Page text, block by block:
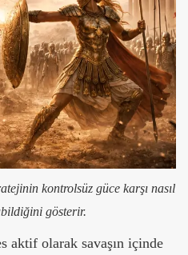
kontrolsüz güce karşı nasıl
gösterir.
aktif olarak savaşın içinde